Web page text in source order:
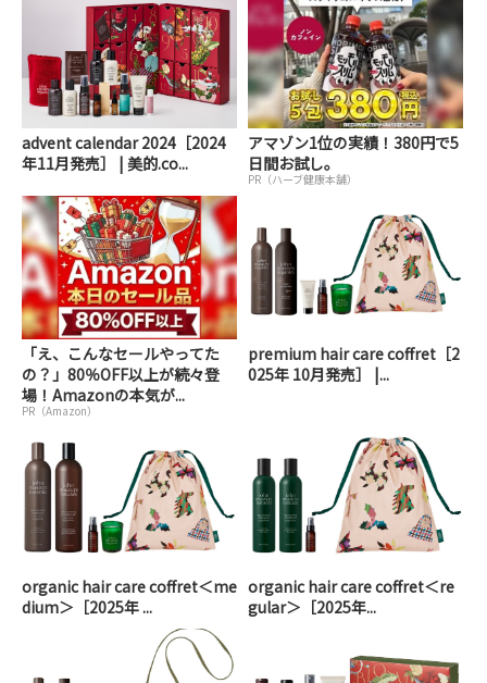
advent calendar 2024［2024
年11月発売］ | 美的.co...
アマゾン1位の実績！380円で5
日間お試し。
PR（ハーブ健康本舗）
「え、こんなセールやってた
の？」80％OFF以上が続々登
場！Amazonの本気が...
PR（Amazon）
premium hair care coffret［2
025年 10月発売］ |...
organic hair care coffret＜me
dium＞［2025年 ...
organic hair care coffret＜re
gular＞［2025年...